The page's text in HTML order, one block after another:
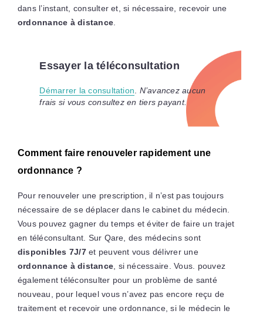
dans l’instant, consulter et, si nécessaire, recevoir une
ordonnance à distance
Essayer la téléconsultation
Démarrer la consultation
N’avancez aucun
frais si vous consultez en tiers payant.
Comment faire renouveler rapidement une
ordonnance ?
Pour renouveler une prescription, il n’est pas toujours
nécessaire de se déplacer dans le cabinet du médecin.
Vous pouvez gagner du temps et éviter de faire un trajet
en téléconsultant. Sur Qare, des médecins sont
disponibles 7J/7et peuvent vous délivrer une
ordonnance à distance , si nécessaire. Vous. pouvez
également téléconsulter pour un problème de santé
nouveau, pour lequel vous n’avez pas encore reçu de
traitement et recevoir une ordonnance, si le médecin le